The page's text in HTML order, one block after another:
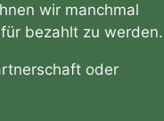
wir manchmal
bezahlt zu werden.
oder